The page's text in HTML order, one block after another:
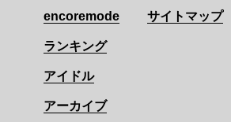
encoremode
ランキング
アイドル
アーカイブ
サイトマップ